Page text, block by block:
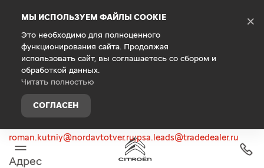
МЫ ИСПОЛЬЗУЕМ ФАЙЛЫ COOKIE
Это необходимо для полноценного
функционирования сайта. Продолжая
использовать сайт, вы соглашаетесь со сбором и
обработкой данных.
Читать полностью
СОГЛАСЕН
×
Главная О компании Связаться с нами
Контакты
Телефон
roman.kutniy@nordavtotver.ru;psa.leads@tradedealer.ru
Адрес